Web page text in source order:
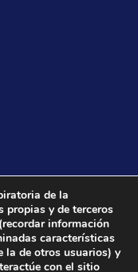
All
de la
propias y de terceros
información
características
la de otros usuarios) y
con el sitio